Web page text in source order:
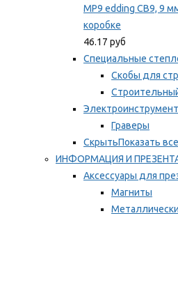
MP9 edding CB9, 9
коробке
46.17 руб
Специальные
Скобы для
Граверы
СкрытьПоказать все
ИНФОРМАЦИЯ И
Аксессуары для
Магниты